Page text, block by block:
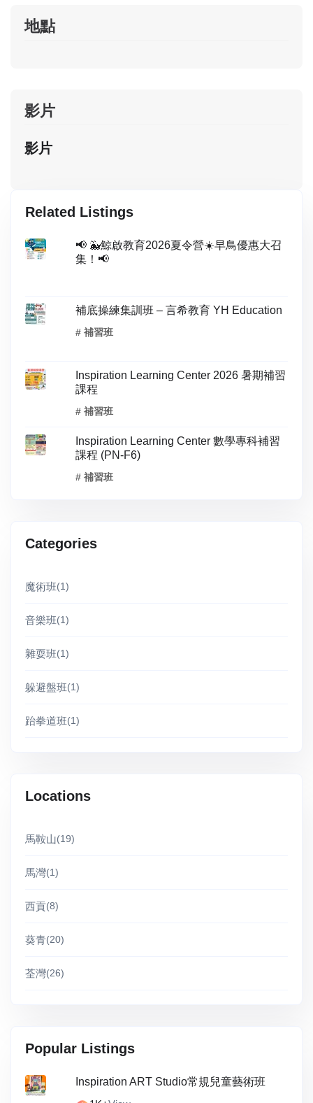
地點
影片
影片
Related Listings
📢 🐳鯨啟教育2026夏令營☀️早鳥優惠大召
集！📢
補底操練集訓班 – 言希教育 YH Education
# 補習班
Inspiration Learning Center 2026 暑期補習
課程
# 補習班
Inspiration Learning Center 數學專科補習
課程 (PN-F6)
# 補習班
Categories
魔術班(1)
音樂班(1)
雜耍班(1)
躲避盤班(1)
跆拳道班(1)
Locations
馬鞍山(19)
馬灣(1)
西貢(8)
葵青(20)
荃灣(26)
Popular Listings
Inspiration ART Studio常規兒童藝術班